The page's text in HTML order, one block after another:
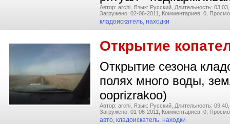
Автор: archi, Язык: Русский, Длительность: 03:03,
Загружено: 02-06-2011,
Комментариев: 0,
кладоискатель, находки
Открытие
Открытие сезона
полях много воды,
ooprizrakoo)
Автор: archi, Язык: Русский, Длительность: 09:40,
Загружено: 01-06-2011,
Комментариев: 0,
авто, кладоискатель, находки